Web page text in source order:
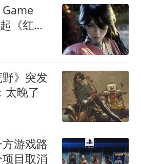
《红色
野》突发
太晚了
游戏路
目取消